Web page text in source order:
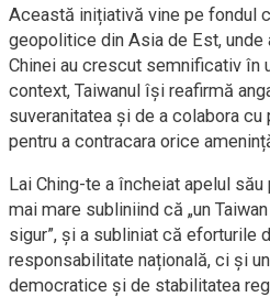
Această inițiativă vine pe fondul
geopolitice din Asia de Est,
Chinei au crescut semnificativ în
context, Taiwanul își reafirmă
suveranitatea și de a colabora cu
pentru a contracara orice
Lai Ching-te a încheiat apelul
mai mare subliniind că „un
sigur”, și a subliniat că eforturile
responsabilitate națională, ci și
democratice și de stabilitatea